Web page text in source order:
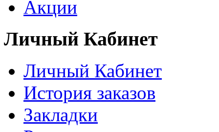
Акции
Личный Кабинет
Личный Кабинет
История заказов
Закладки